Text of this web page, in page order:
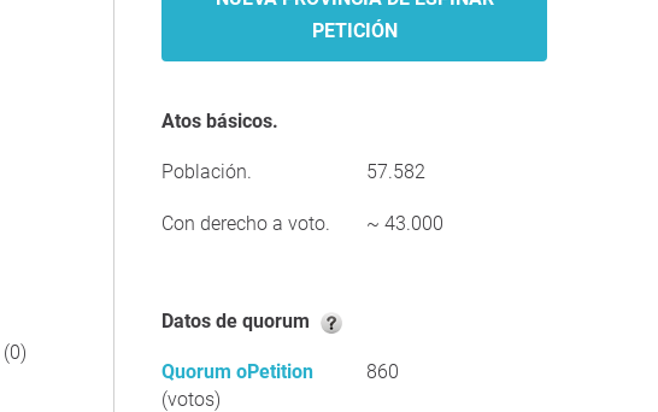
(0)
PETICIÓN
Atos básicos.
Población. 57.582
Con derecho a voto. ~ 43.000
Datos de quorum
Quorum oPetition
(votos)
860